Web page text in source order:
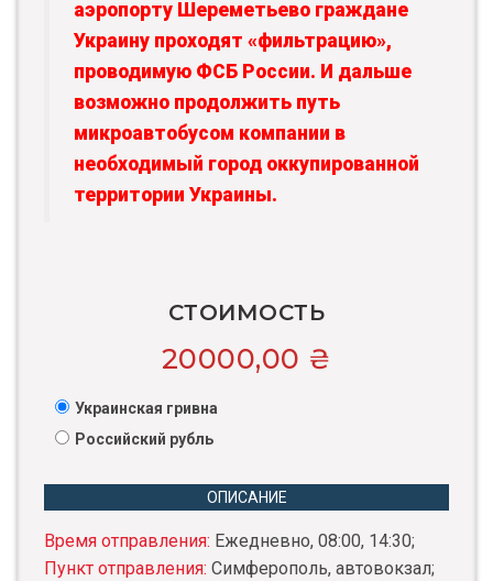
аэропорту Шереметьево граждане
Украину проходят «фильтрацию»,
проводимую ФСБ России. И дальше
возможно продолжить путь
микроавтобусом компании в
необходимый город оккупированной
территории Украины.
СТОИМОСТЬ
20000,00 ₴
Украинская гривна
Российский рубль
ОПИСАНИЕ
Время отправления: Ежедневно, 08:00, 14:30;
Пункт отправления: Симферополь, автовокзал;